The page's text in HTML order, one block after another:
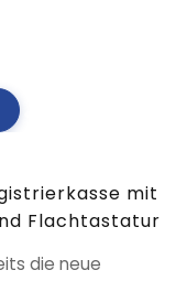
mit
Flachtastatur
die neue